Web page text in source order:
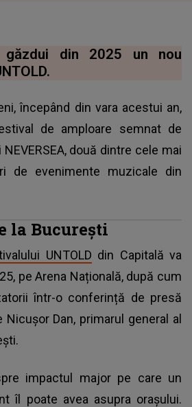
găzdui din 2025 un nou
începând din vara acestui an,
de amploare semnat de
două dintre cele mai
de evenimente muzicale din
la București
UNTOLD din Capitală va
pe Arena Națională, după cum
într-o conferință de presă
Dan, primarul general al
impactul major pe care un
îl poate avea asupra orașului.